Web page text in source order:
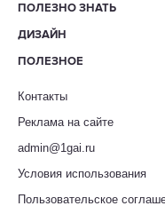
ПОЛЕЗНО ЗНАТЬ
ДИЗАЙН
ПОЛЕЗНОЕ
Контакты
Реклама на сайте
admin@1gai.ru
Условия использования
Пользовательское